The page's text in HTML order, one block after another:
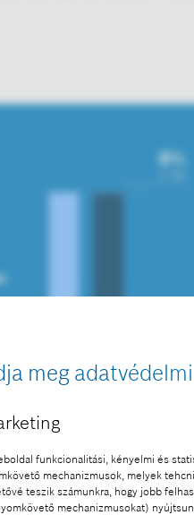
meg
funkcionalitási, kényelmi és
mechanizmusok, melyek
teszik számunkra, hogy jobb
mechanizmusokat)
a sajtó számára